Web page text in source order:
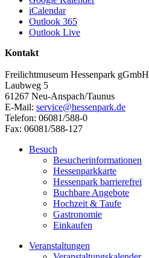
iCalendar
Outlook 365
Outlook Live
Kontakt
Freilichtmuseum Hessenpark gGmbH
Laubweg 5
61267 Neu-Anspach/Taunus
E-Mail: service@hessenpark.de
Telefon: 06081/588-0
Fax: 06081/588-127
Besuch
Besucherinformationen
Hessenparkkarte
Hessenpark barrierefrei
Buchbare Angebote
Hochzeit & Taufe
Gastronomie
Einkaufen
Veranstaltungen